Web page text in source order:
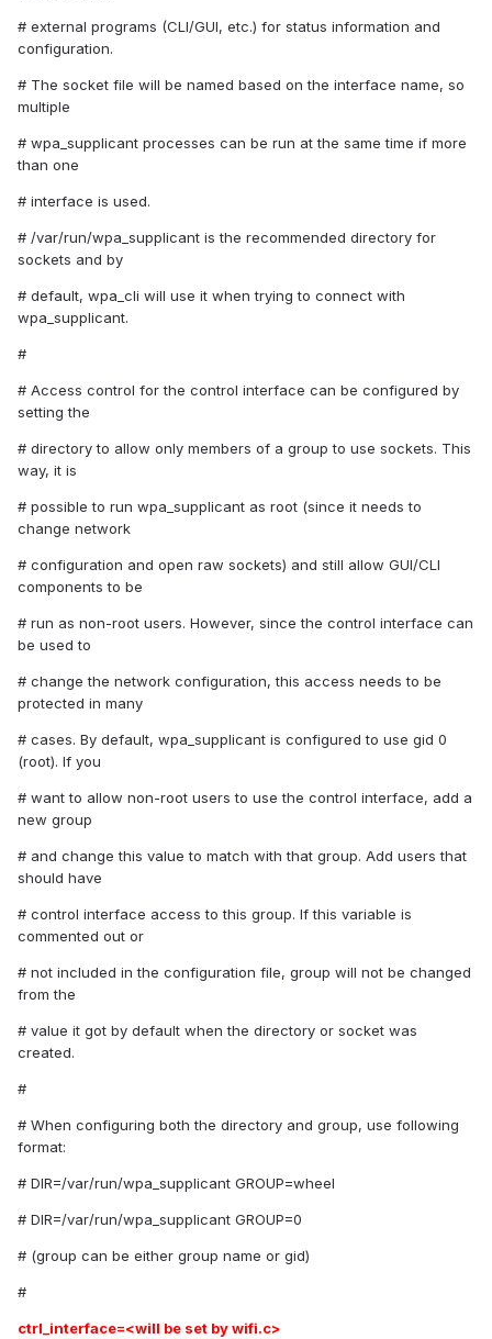
# external programs (CLI/GUI, etc.) for status information and
configuration.
# The socket file will be named based on the interface name, so
multiple
# wpa_supplicant processes can be run at the same time if more
than one
# interface is used.
# /var/run/wpa_supplicant is the recommended directory for
sockets and by
# default, wpa_cli will use it when trying to connect with
wpa_supplicant.
#
# Access control for the control interface can be configured by
setting the
# directory to allow only members of a group to use sockets. This
way, it is
# possible to run wpa_supplicant as root (since it needs to
change network
# configuration and open raw sockets) and still allow GUI/CLI
components to be
# run as non-root users. However, since the control interface can
be used to
# change the network configuration, this access needs to be
protected in many
# cases. By default, wpa_supplicant is configured to use gid 0
(root). If you
# want to allow non-root users to use the control interface, add a
new group
# and change this value to match with that group. Add users that
should have
# control interface access to this group. If this variable is
commented out or
# not included in the configuration file, group will not be changed
from the
# value it got by default when the directory or socket was
created.
#
# When configuring both the directory and group, use following
format:
# DIR=/var/run/wpa_supplicant GROUP=wheel
# DIR=/var/run/wpa_supplicant GROUP=0
# (group can be either group name or gid)
#
ctrl_interface=<will be set by wifi.c>